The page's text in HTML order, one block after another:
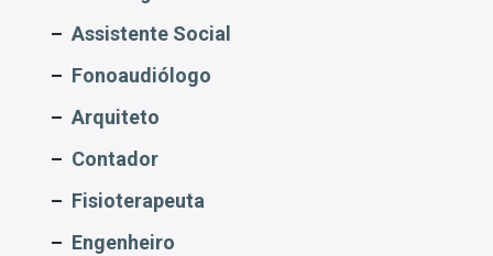
Assistente Social
Fonoaudiólogo
Arquiteto
Contador
Fisioterapeuta
Engenheiro